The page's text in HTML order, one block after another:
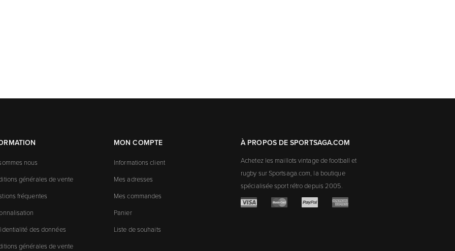
nous
générales de vente
fréquentes
des données
générales de vente
MON COMPTE
Informations client
Mes adresses
Mes commandes
Panier
Liste de souhaits
À PROPOS DE SPORTSAGA.COM
Achetez les maillots vintage de football et
rugby sur Sportsaga.com, la boutique
spécialisée sport rétro depuis 2005.